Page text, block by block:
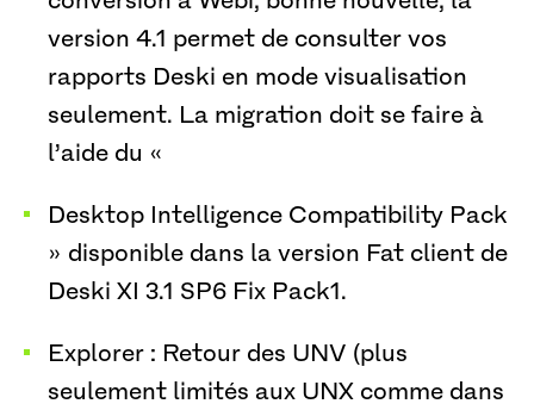
version 4.1 permet de consulter vos
rapports Deski en mode visualisation
seulement. La migration doit se faire à
l’aide du «
Desktop Intelligence Compatibility Pack
» disponible dans la version Fat client de
Deski XI 3.1 SP6 Fix Pack1.
Explorer : Retour des UNV (plus
seulement limités aux UNX comme dans